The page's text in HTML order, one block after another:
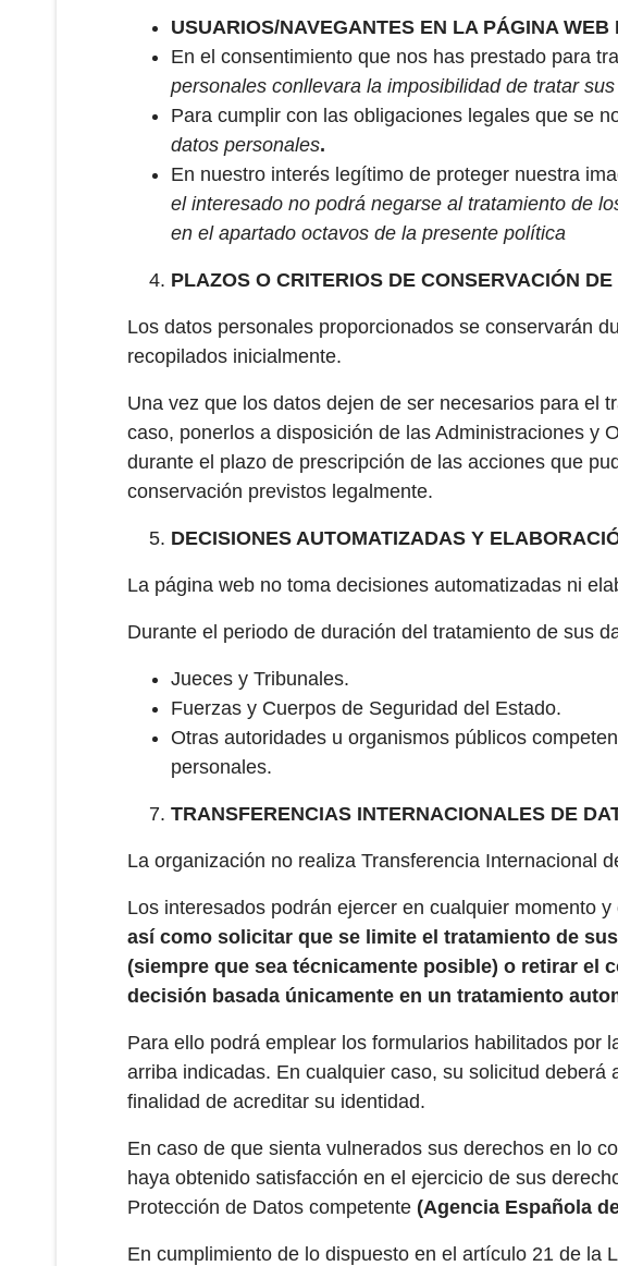
USUARIOS/NAVEGANTES EN LA PÁGINA
En el consentimiento que nos has prestado para
personales conllevara la imposibilidad de tratar
Para cumplir con las obligaciones legales que se
datos personales.
En nuestro interés legítimo de proteger nuestra
el interesado no podrá negarse al tratamiento de
en el apartado octavos de la presente política
PLAZOS O CRITERIOS DE CONSERVACIÓN
Los datos personales proporcionados se conservarán
recopilados inicialmente.
Una vez que los datos dejen de ser necesarios para el
caso, ponerlos a disposición de las Administraciones y
durante el plazo de prescripción de las acciones que
conservación previstos legalmente.
DECISIONES AUTOMATIZADAS Y
La página web no toma decisiones automatizadas ni
Durante el periodo de duración del tratamiento de sus
Jueces y Tribunales.
Fuerzas y Cuerpos de Seguridad del Estado.
Otras autoridades u organismos públicos
personales.
TRANSFERENCIAS INTERNACIONALES DE
La organización no realiza Transferencia Internacional
Los interesados podrán ejercer en cualquier momento
así como solicitar que se limite el tratamiento de
(siempre que sea técnicamente posible) o retirar el
decisión basada únicamente en un tratamiento
Para ello podrá emplear los formularios habilitados por
arriba indicadas. En cualquier caso, su solicitud
finalidad de acreditar su identidad.
En caso de que sienta vulnerados sus derechos en lo
haya obtenido satisfacción en el ejercicio de sus
Protección de Datos competente (Agencia Española
En cumplimiento de lo dispuesto en el artículo 21 de la